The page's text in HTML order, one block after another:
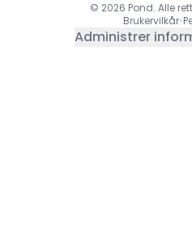
© 2026 Pond. Alle
Brukervilkår•
Administrer